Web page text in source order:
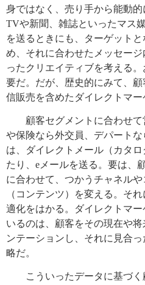
身ではなく、売り手から能動的
TVや新聞、雑誌といったマス
を送るときにも、ターゲット
め、それに合わせたメッセー
ったクリエイティブを考える
要だ。だが、歴史的にみて、
信販売を含めたダイレクトマー
顧客セグメントに合わせて
や保険なら外交員、デパート
は、ダイレクトメール（カタ
たり、eメールを送る。要は、
に合わせて、つかうチャネル
（コンテンツ）を変える。そ
適化をはかる。ダイレクトマ
いるのは、顧客をその現在や
ンテーションし、それに見合
略だ。
こういったデータに基づく